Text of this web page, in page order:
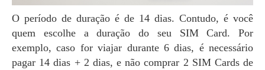
O período de duração é de 14 dias. Contudo, é você
quem escolhe a duração do seu SIM Card. Por
exemplo, caso for viajar durante 6 dias, é necessário
pagar 14 dias + 2 dias, e não comprar 2 SIM Cards de